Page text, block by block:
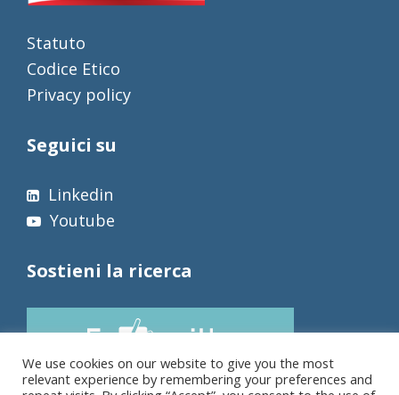
Statuto
Codice Etico
Privacy policy
Seguici su
Linkedin
Youtube
Sostieni la ricerca
We use cookies on our website to give you the most
relevant experience by remembering your preferences and